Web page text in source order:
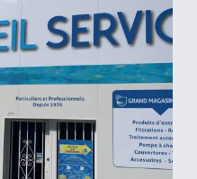
Service
Nice